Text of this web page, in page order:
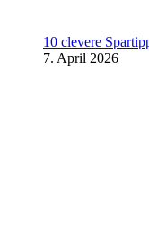
10 clevere
7. April 2026